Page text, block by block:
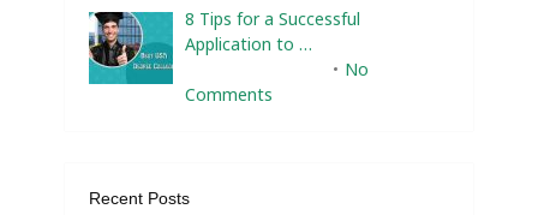
8 Tips for a Successful
Application to …
No
Comments
Recent Posts